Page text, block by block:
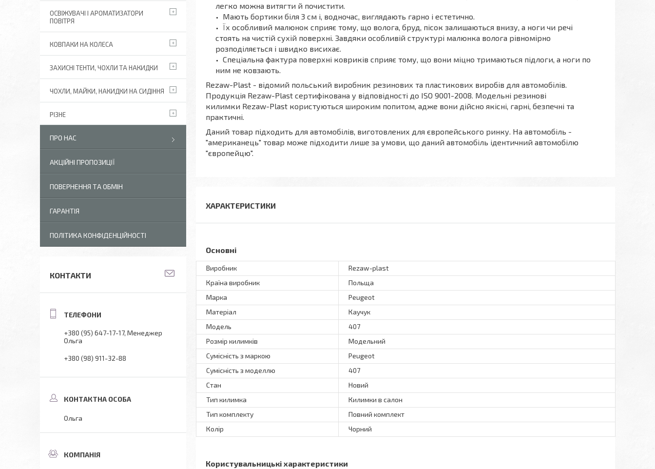
легко можна витягти й почистити.
Мають бортики біля 3 см і, водночас, виглядають гарно і естетично.
Їх особливий малюнок сприяє тому, що волога, бруд, пісок залишаються внизу, а ноги чи речі
стоять на чистій сухій поверхні. Завдяки особливій структурі малюнка волога рівномірно
розподіляється і швидко висихає.
Спеціальна фактура поверхні ковриків сприяє тому, що вони міцно тримаються підлоги, а ноги по
ним не ковзають.
Rezaw-Plast - відомий польський виробник резинових та пластикових виробів для автомобілів.
Продукція Rezaw-Plast сертифікована у відповідності до ISO 9001-2008. Модельні резинові
килимки Rezaw-Plast користуються широким попитом, адже вони дійсно якісні, гарні, безпечні та
практичні.
Даний товар підходить для автомобілів, виготовлених для європейського ринку. На автомобіль -
"американець" товар може підходити лише за умови, що даний автомобіль ідентичний автомобілю
"європейцю".
ХАРАКТЕРИСТИКИ
Основні
Виробник
Rezaw-plast
Країна виробник
Польща
Марка
Peugeot
Матеріал
Каучук
Модель
407
Розмір килимків
Модельний
Сумісність з маркою
Peugeot
Сумісність з моделлю
407
Стан
Новий
Тип килимка
Килимки в салон
Тип комплекту
Повний комплект
Колір
Чорний
Користувальницькі характеристики
ОСВІЖУВАЧІ І АРОМАТИЗАТОРИ
ПОВІТРЯ
КОВПАКИ НА КОЛЕСА
ЗАХИСНІ ТЕНТИ, ЧОХЛИ ТА НАКИДКИ
ЧОХЛИ, МАЙКИ, НАКИДКИ НА СИДІННЯ
РІЗНЕ
ПРО НАС
АКЦІЙНІ ПРОПОЗИЦІЇ
ПОВЕРНЕННЯ ТА ОБМІН
ГАРАНТІЯ
ПОЛІТИКА КОНФІДЕНЦІЙНОСТІ
КОНТАКТИ
+380 (95) 647-17-17 Менеджер
Ольга
+380 (98) 911-32-88
Ольга